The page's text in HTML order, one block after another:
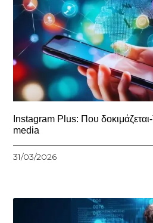
Instagram Plus: Που δοκιμάζεται-
media
31/03/2026